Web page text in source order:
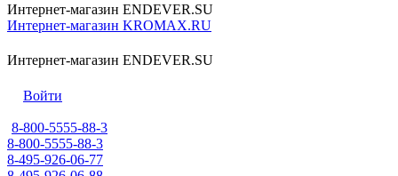
Интернет-магазин ENDEVER.SU
Интернет-магазин KROMAX.RU
Интернет-магазин ENDEVER.SU
Войти
8-800-5555-88-3
8-800-5555-88-3
8-495-926-06-77